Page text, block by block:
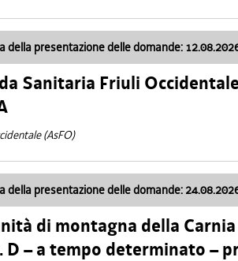
della presentazione delle domande:
Sanitaria Friuli
(AsFO)
della presentazione delle domande:
di montagna della Carnia
D – a tempo determinato –